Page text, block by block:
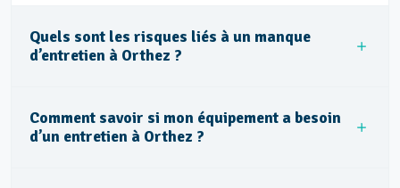
Quels sont les risques liés à un manque
d’entretien à Orthez ?
Comment savoir si mon équipement a besoin
d’un entretien à Orthez ?